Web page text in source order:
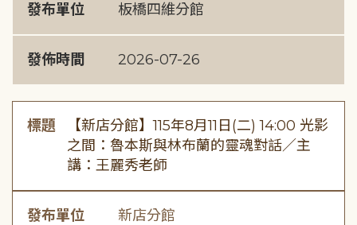
發布單位 板橋四維分館
發佈時間 2026-07-26
標題
【新店分館】115年8月11日(二) 14:00 光影
之間：魯本斯與林布蘭的靈魂對話／主
講：王麗秀老師
發布單位 新店分館